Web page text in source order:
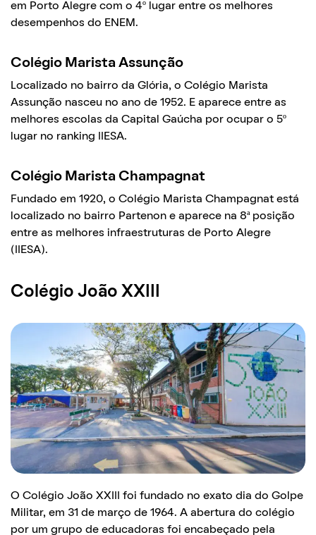
em Porto Alegre com o 4º lugar entre os melhores
desempenhos do ENEM.
Colégio Marista Assunção
Localizado no bairro da Glória, o Colégio Marista
Assunção nasceu no ano de 1952. E aparece entre as
melhores escolas da Capital Gaúcha por ocupar o 5º
lugar no ranking IIESA.
Colégio Marista Champagnat
Fundado em 1920, o Colégio Marista Champagnat está
localizado no bairro Partenon e aparece na 8ª posição
entre as melhores infraestruturas de Porto Alegre
(IIESA).
Colégio João XXIII
O Colégio João XXIII foi fundado no exato dia do Golpe
Militar, em 31 de março de 1964. A abertura do colégio
por um grupo de educadoras foi encabeçado pela